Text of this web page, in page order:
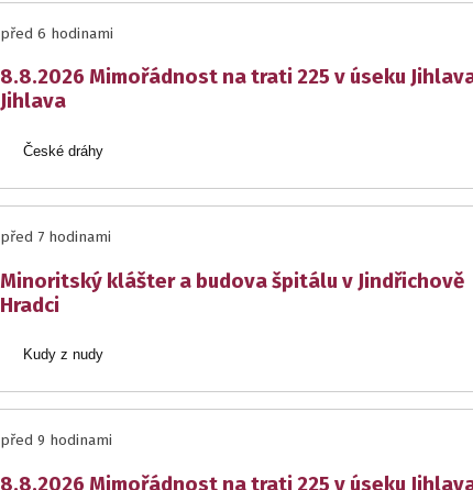
před 6 hodinami
8.8.2026 Mimořádnost na trati 225 v úseku
Jihlava
České dráhy
před 7 hodinami
Minoritský klášter a budova špitálu v Jindřichově
Hradci
Kudy z nudy
před 9 hodinami
8.8.2026 Mimořádnost na trati 225 v úseku